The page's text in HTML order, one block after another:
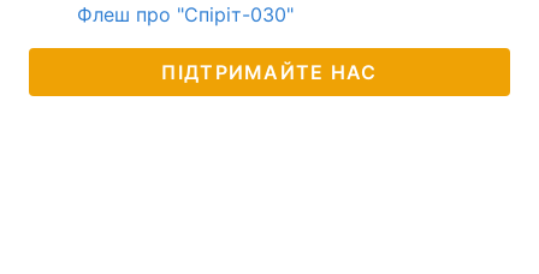
Флеш про "Спіріт-030"
ПІДТРИМАЙТЕ НАС